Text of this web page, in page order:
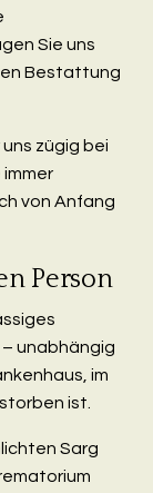
Sie uns
Bestattung
zügig bei
von Anfang
Person
unabhängig
im
ist.
Sarg